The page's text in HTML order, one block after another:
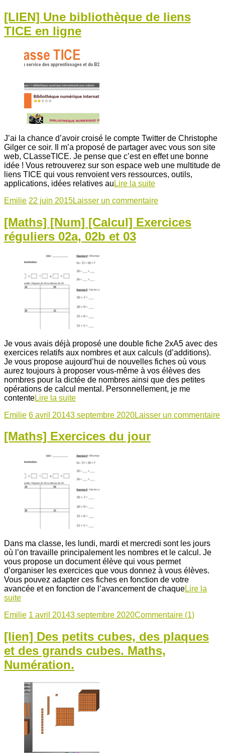
[LIEN] Une bibliothèque de liens
TICE en ligne
J’ai la chance d’avoir croisé le compte Twitter de Christophe
Gilger ce soir. Il m’a proposé de partager avec vous son site
web, CLasseTICE. Je pense que c’est en effet une bonne
idée ! Vous retrouverez sur son espace web une multitude de
liens TICE qui vous renvoient vers ressources, outils,
applications, idées relatives au Lire la suite
Emilie 22 juin 2015Laisser un commentaire
[Maths] [Num] [Calcul] Exercices
réguliers 02a, 02b et 03
Je vous avais déjà proposé une double fiche 2xA5 avec des
exercices relatifs aux nombres et aux calculs (d’additions).
Je vous propose aujourd’hui de nouvelles fiches où vous
aurez toujours à proposer vous-même à vos élèves des
nombres pour la dictée de nombres ainsi que des petites
opérations de calcul mental. Personnellement, je me
contenteLire la suite
Emilie 6 avril 20143 septembre 2020Laisser un commentaire
[Maths] Exercices du jour
Dans ma classe, les lundi, mardi et mercredi sont les jours
où l’on travaille principalement les nombres et le calcul. Je
vous propose un document élève qui vous permet
d’organiser les exercices que vous donnez à vous élèves.
Vous pouvez adapter ces fiches en fonction de votre
avancée et en fonction de l’avancement de chaqueLire la
suite
Emilie 1 avril 20143 septembre 2020Commentaire (1)
[lien] Des petits cubes, des plaques
et des grands cubes. Maths,
Numération.